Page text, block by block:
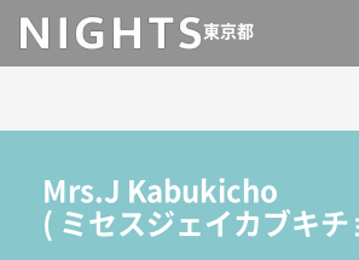
東京都
Mrs.J Kabukicho
( ミセスジェイカブキチ